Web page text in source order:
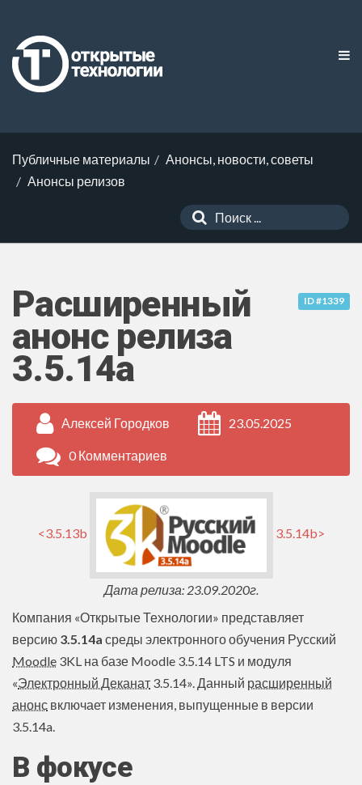
Публичные материалы
Анонсы, новости, советы
Анонсы релизов
ID #1339
Расширенный
анонс релиза
3.5.14a
Алексей Городков 23.05.2025
0 Комментариев
<3.5.13b 3.5.14b>
Дата релиза: 23.09.2020г.
Компания «Открытые Технологии» представляет
версию 3.5.14a среды электронного обучения Русский
Moodle 3KL на базе Moodle 3.5.14 LTS и модуля
«Электронный Деканат 3.5.14». Данный расширенный
анонс включает изменения, выпущенные в версии
3.5.14a.
В фокусе